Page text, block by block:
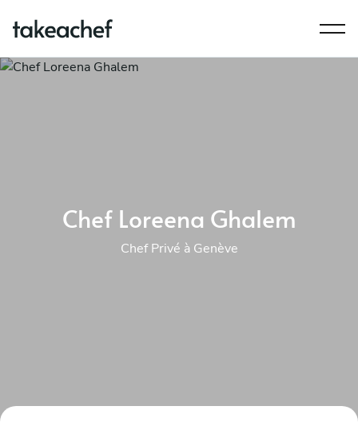
Chef Loreena Ghalem
Chef Privé à Genève